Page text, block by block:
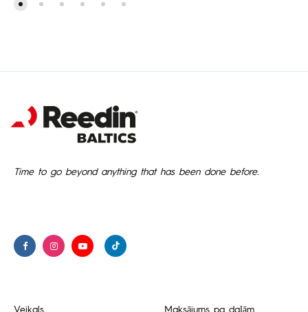
Time to go beyond anything that has been done before.
Veikals Maksājums pa daļām